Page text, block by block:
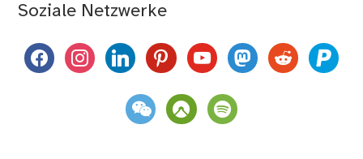
Soziale Netzwerke
facebookinstagramlinkedinpinterestyoutubemastodon
reddit paypal
weixin komootspotify